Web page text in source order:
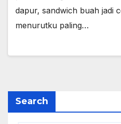
dapur, sandwich buah jadi
menurutku paling…
Search